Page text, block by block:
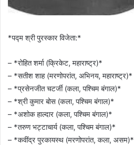
*पद्म श्री पुरस्कार विजेता:*
– *रोहित शर्मा (क्रिकेट, महाराष्ट्र)*
– *सतीश शाह (मरणोपरांत, अभिनय, महाराष्ट्र)*
– *प्रसेनजीत चटर्जी (कला, पश्चिम बंगाल)*
– *श्री कुमार बोस (कला, पश्चिम बंगाल)*
– *अशोक हाल्दार (कला, पश्चिम बंगाल)*
– *तरुण भट्टाचार्य (कला, पश्चिम बंगाल)*
– *कवींद्र पुरकायस्थ (मरणोपरांत, कला, असम)*